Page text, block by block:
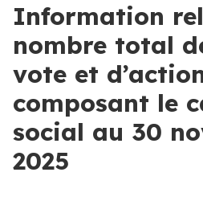
Information
nombre total
vote et
composant le
social au 30
2025